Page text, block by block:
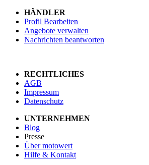
HÄNDLER
Profil Bearbeiten
Angebote verwalten
Nachrichten beantworten
RECHTLICHES
AGB
Impressum
Datenschutz
UNTERNEHMEN
Blog
Presse
Über motowert
Hilfe & Kontakt